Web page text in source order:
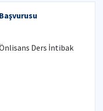
Ders İntibak